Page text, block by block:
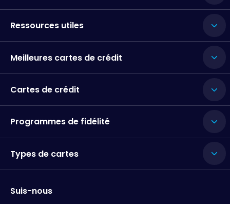
Ressources utiles
Meilleures cartes de crédit
Cartes de crédit
Programmes de fidélité
Types de cartes
Suis-nous